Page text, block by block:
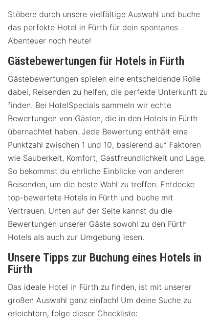
Stöbere durch unsere vielfältige Auswahl und buche
das perfekte Hotel in Fürth für dein spontanes
Abenteuer noch heute!
Gästebewertungen für Hotels in Fürth
Gästebewertungen spielen eine entscheidende Rolle
dabei, Reisenden zu helfen, die perfekte Unterkunft zu
finden. Bei HotelSpecials sammeln wir echte
Bewertungen von Gästen, die in den Hotels in Fürth
übernachtet haben. Jede Bewertung enthält eine
Punktzahl zwischen 1 und 10, basierend auf Faktoren
wie Sauberkeit, Komfort, Gastfreundlichkeit und Lage.
So bekommst du ehrliche Einblicke von anderen
Reisenden, um die beste Wahl zu treffen. Entdecke
top-bewertete Hotels in Fürth und buche mit
Vertrauen. Unten auf der Seite kannst du die
Bewertungen unserer Gäste sowohl zu den Fürth
Hotels als auch zur Umgebung lesen.
Unsere Tipps zur Buchung eines Hotels in
Fürth
Das ideale Hotel in Fürth zu finden, ist mit unserer
großen Auswahl ganz einfach! Um deine Suche zu
erleichtern, folge dieser Checkliste: